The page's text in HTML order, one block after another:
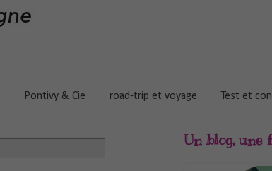
Pontivy & Cie road-trip et voyage Test et
Un blog, une